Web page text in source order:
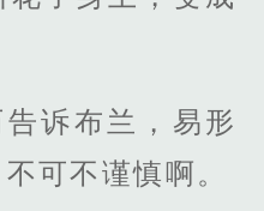
诉布兰，易形
可不谨慎啊。